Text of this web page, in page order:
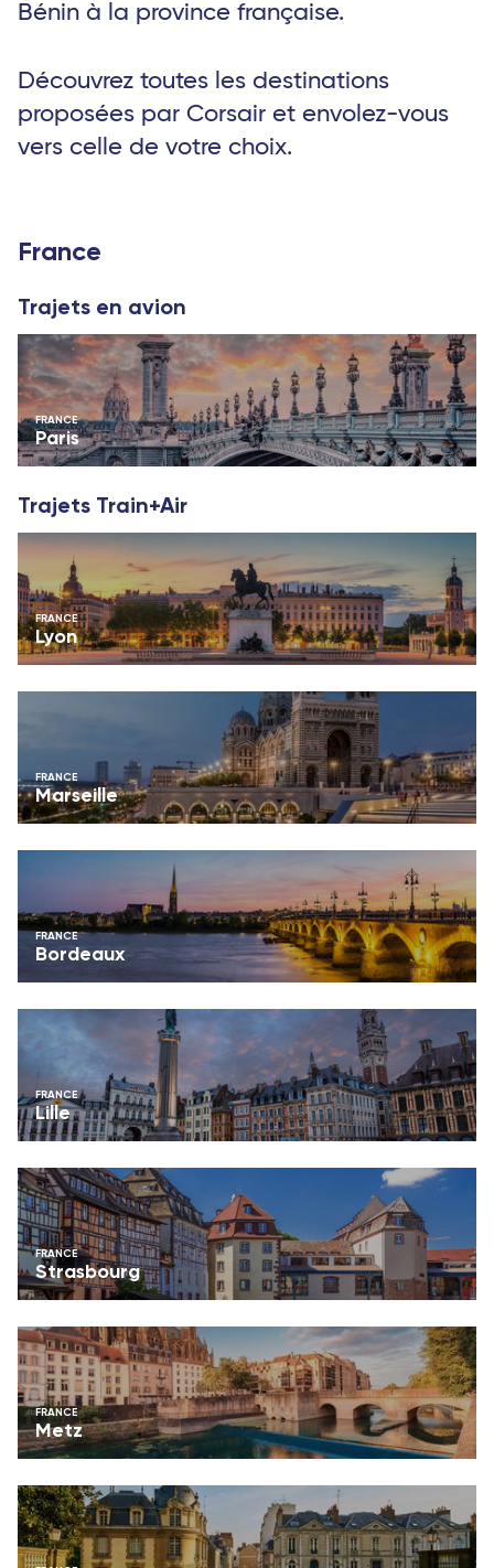
Bénin à la province française.
Découvrez toutes les destinations
proposées par Corsair et envolez-vous
vers celle de votre choix.
France
Trajets en avion
FRANCE
Paris
Trajets Train+Air
FRANCE
Lyon
FRANCE
Marseille
FRANCE
Bordeaux
FRANCE
Lille
FRANCE
Strasbourg
FRANCE
Metz